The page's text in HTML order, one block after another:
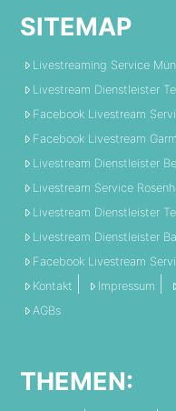
SITEMAP
Livestreaming Service
Livestream Dienstleister
Facebook Livestream
Facebook Livestream
Livestream Dienstleister
Livestream Service
Livestream Dienstleister
Livestream Dienstleister
Facebook Livestream
Kontakt
Impressum
AGBs
THEMEN: